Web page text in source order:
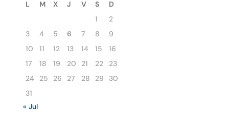
L M X J V S
D
1
2
3
4 5 6 7 8
9
10
11 12 13 14 15
16
17
18 19 20 21 22
23
24
25 26 27 28 29
30
31
« Jul